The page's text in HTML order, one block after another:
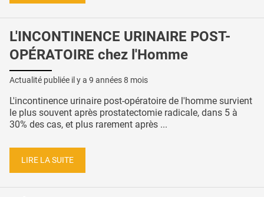
L'INCONTINENCE URINAIRE POST-
OPÉRATOIRE chez l'Homme
Actualité publiée il y a 9 années 8 mois
L'incontinence urinaire post-opératoire de l'homme survient
le plus souvent après prostatectomie radicale, dans 5 à
30% des cas, et plus rarement après ...
LIRE LA SUITE